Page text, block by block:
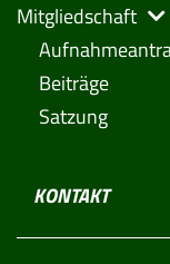
Mitgliedschaft
Beiträge
Satzung
KONTAKT